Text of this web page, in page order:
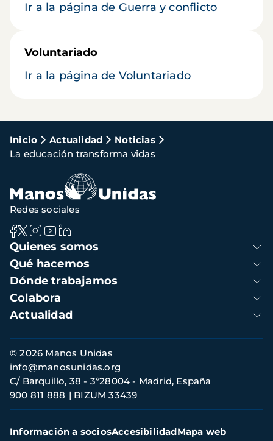
Ir a la página de Guerra y conflicto
Voluntariado
Ir a la página de Voluntariado
Ruta
de
navegación
Inicio Actualidad
Noticias
La educación transforma vidas
Navegación
principal
Quienes somos
Qué hacemos
Dónde trabajamos
Colabora
Actualidad
Redes sociales
Información
de
contacto
© 2026 Manos Unidas
C/ Barquillo, 38 - 3º28004 - Madrid, España
900 811 888
BIZUM 33439
info@manosunidas.org
Menú
Información a sociosAccesibilidadMapa web